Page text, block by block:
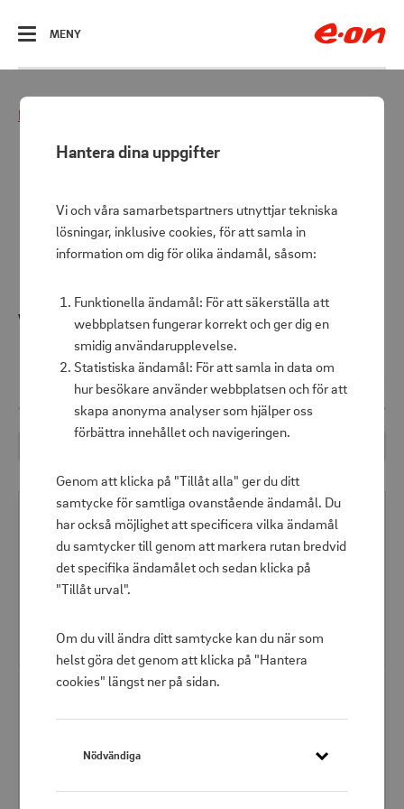
Hantera dina uppgifter
Vi och våra samarbetspartners utnyttjar tekniska
lösningar, inklusive cookies, för att samla in
information om dig för olika ändamål, såsom:
Funktionella ändamål: För att säkerställa att
webbplatsen fungerar korrekt och ger dig en
smidig användarupplevelse.
Statistiska ändamål: För att samla in data om
hur besökare använder webbplatsen och för att
skapa anonyma analyser som hjälper oss
förbättra innehållet och navigeringen.
Genom att klicka på "Tillåt alla" ger du ditt
samtycke för samtliga ovanstående ändamål. Du
har också möjlighet att specificera vilka ändamål
du samtycker till genom att markera rutan bredvid
det specifika ändamålet och sedan klicka på
"Tillåt urval".
Om du vill ändra ditt samtycke kan du när som
helst göra det genom att klicka på "Hantera
cookies" längst ner på sidan.
Nödvändiga
ÖPPNA
MENY
Hem
Resesmart
Praktiska tillbehör och produkter som gör livet
Visar 27 produkter
Hälsa & träning Termosar och vattenflaskor
GP Batteries
Ladda dina enheter
GP Batteries
Ladda dina enheter